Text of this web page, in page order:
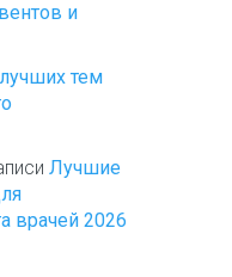
и
тем
Лучшие
врачей 2026